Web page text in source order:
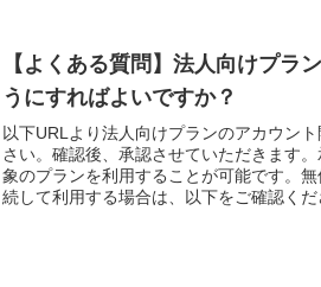
【よくある質問】法人向けプラ
うにすればよいですか？
以下URLより法人向けプランのアカウン
さい。確認後、承認させていただきます
象のプランを利用することが可能です。
続して利用する場合は、以下をご確認くだ